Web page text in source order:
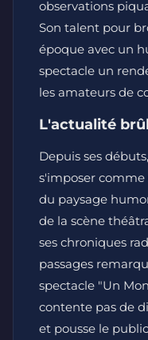
observations
Son talent pour
époque avec un
spectacle un
les amateurs de
L'actualité
Depuis ses
s'imposer
du paysage
de la scène
ses chroniques
passages
spectacle "Un
contente pas de
et pousse le